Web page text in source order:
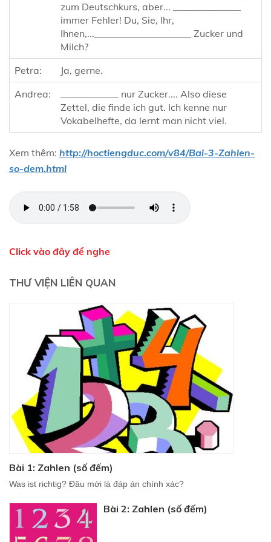
zum Deutschkurs, aber... ______________
immer Fehler! Du, Sie, Ihr,
Ihnen,... ____________________ Zucker und
Milch?
Petra:
Ja, gerne.
Andrea:
____________ nur Zucker.... Also diese
Zettel, die finde ich gut. Ich kenne nur
Vokabelhefte, da lernt man nicht viel.
Xem thêm: http://hoctiengduc.com/v84/Bai-3-Zahlen-
so-dem.html
Click vào đây để nghe
THƯ VIỆN LIÊN QUAN
Bài 1: Zahlen (số đếm)
Was ist richtig? Đâu mới là đáp án chính xác?
Bài 2: Zahlen (số đếm)